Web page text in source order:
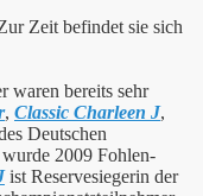
Zeit befindet sie sich
waren bereits sehr
, Classic Charleen J,
Deutschen
2009 Fohlen-
ist Reservesiegerin der